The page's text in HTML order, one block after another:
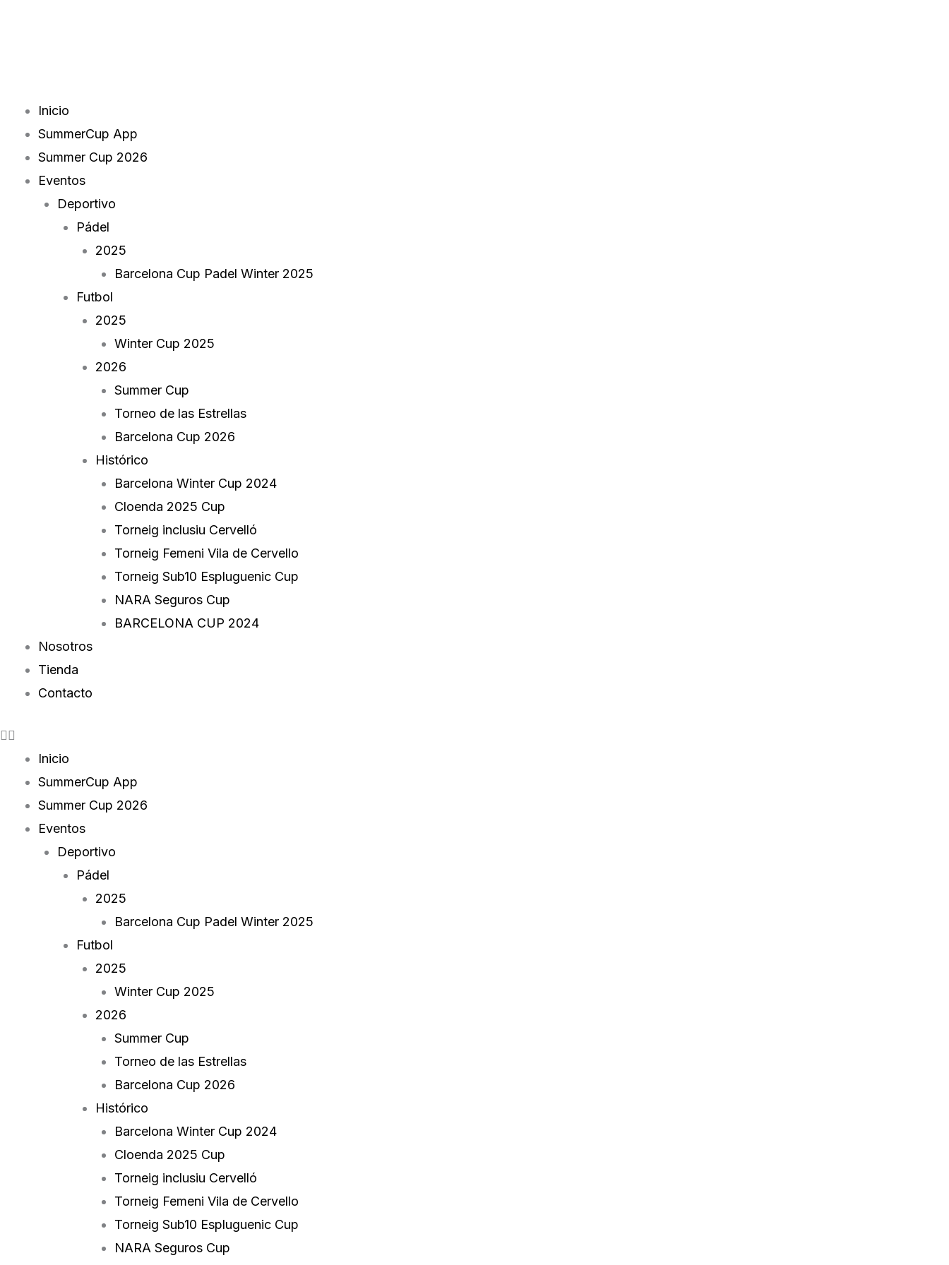
Inicio
SummerCup App
Summer Cup 2026
Eventos
Deportivo
Pádel
2025
Barcelona Cup Padel Winter 2025
Futbol
2025
Winter Cup 2025
2026
Summer Cup
Torneo de las Estrellas
Barcelona Cup 2026
Histórico
Barcelona Winter Cup 2024
Cloenda 2025 Cup
Torneig inclusiu Cervelló
Torneig Femeni Vila de Cervello
Torneig Sub10 Espluguenic Cup
NARA Seguros Cup
BARCELONA CUP 2024
Nosotros
Tienda
Contacto
Menu
Inicio
SummerCup App
Summer Cup 2026
Eventos
Deportivo
Pádel
2025
Barcelona Cup Padel Winter 2025
Futbol
2025
Winter Cup 2025
2026
Summer Cup
Torneo de las Estrellas
Barcelona Cup 2026
Histórico
Barcelona Winter Cup 2024
Cloenda 2025 Cup
Torneig inclusiu Cervelló
Torneig Femeni Vila de Cervello
Torneig Sub10 Espluguenic Cup
NARA Seguros Cup